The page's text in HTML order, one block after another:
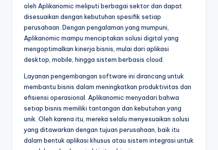
oleh Aplikanomic meliputi berbagai sektor dan dapat
disesuaikan dengan kebutuhan spesifik setiap
perusahaan. Dengan pengalaman yang mumpuni,
Aplikanomic mampu menciptakan solusi digital yang
mengoptimalkan kinerja bisnis, mulai dari aplikasi
desktop, mobile, hingga sistem berbasis cloud.
Layanan pengembangan software ini dirancang untuk
membantu bisnis dalam meningkatkan produktivitas dan
efisiensi operasional. Aplikanomic menyadari bahwa
setiap bisnis memiliki tantangan dan kebutuhan yang
unik. Oleh karena itu, mereka selalu menyesuaikan solusi
yang ditawarkan dengan tujuan perusahaan, baik itu
dalam bentuk aplikasi khusus atau sistem integrasi untuk